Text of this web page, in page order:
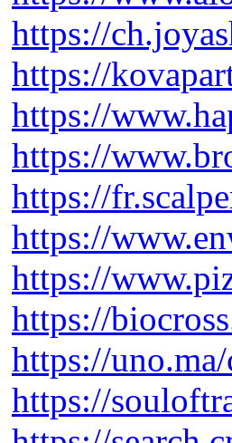
https://
https://
https://
https://
https://
https://
https://
https://
https://
https://